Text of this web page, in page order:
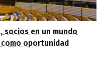
socios en un mundo
como oportunidad